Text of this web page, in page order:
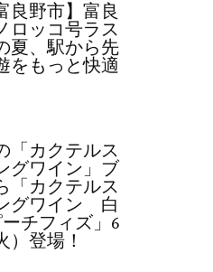
良野市】富良
ロッコ号ラス
夏、駅から先
をもっと快適
「カクテルス
グワイン」ブ
「カクテルス
グワイン 白
チフィズ」6
）登場！